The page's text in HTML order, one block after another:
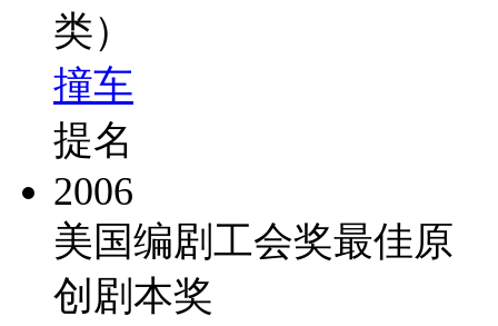
类）
撞车
提名
2006
美国编剧工会奖最佳原
创剧本奖